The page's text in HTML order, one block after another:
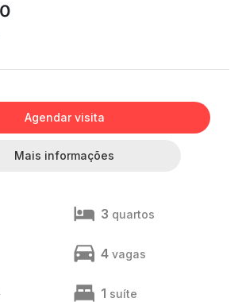
Agendar visita
Mais informações
3 quartos
4 vagas
1 suíte